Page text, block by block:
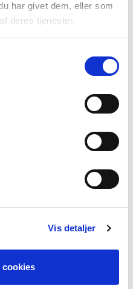
har givet dem, eller som
deres tjenester.
Vis detaljer
cookies